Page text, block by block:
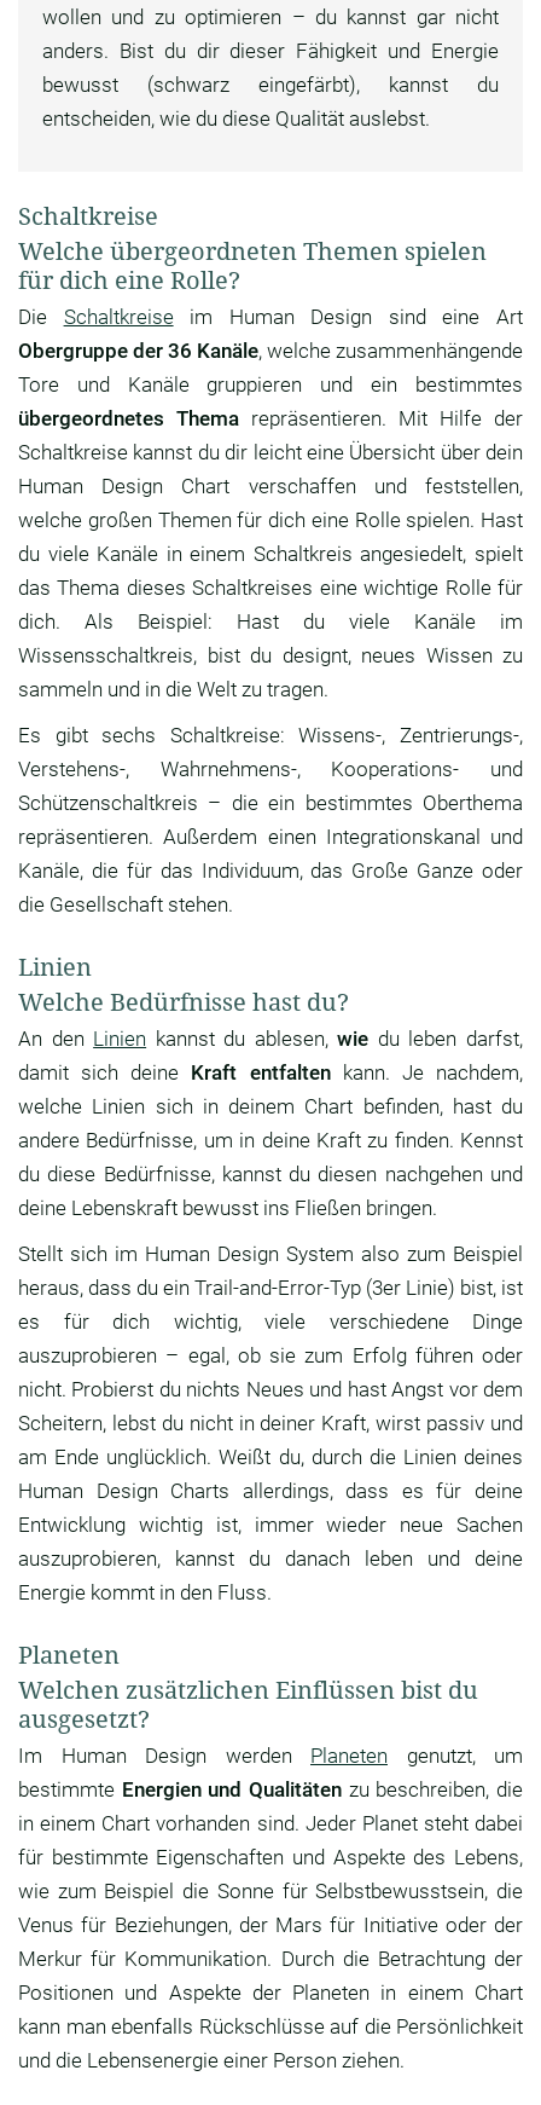
wollen und zu optimieren – du kannst gar nicht
anders. Bist du dir dieser Fähigkeit und Energie
bewusst (schwarz eingefärbt), kannst du
entscheiden, wie du diese Qualität auslebst.
Schaltkreise
Welche übergeordneten Themen spielen
für dich eine Rolle?
Die Schaltkreiseim Human Design sind eine Art
Obergruppe der 36 Kanäle, welche zusammenhängende
Tore und Kanäle gruppieren und ein bestimmtes
übergeordnetes Thema repräsentieren. Mit Hilfe der
Schaltkreise kannst du dir leicht eine Übersicht über dein
Human Design Chart verschaffen und feststellen,
welche großen Themen für dich eine Rolle spielen. Hast
du viele Kanäle in einem Schaltkreis angesiedelt, spielt
das Thema dieses Schaltkreises eine wichtige Rolle für
dich. Als Beispiel: Hast du viele Kanäle im
Wissensschaltkreis, bist du designt, neues Wissen zu
sammeln und in die Welt zu tragen.
Es gibt sechs Schaltkreise: Wissens-, Zentrierungs-,
Verstehens-, Wahrnehmens-, Kooperations- und
Schützenschaltkreis – die ein bestimmtes Oberthema
repräsentieren. Außerdem einen Integrationskanal und
Kanäle, die für das Individuum, das Große Ganze oder
die Gesellschaft stehen.
Linien
Welche Bedürfnisse hast du?
An den Linien kannst du ablesen,wie du leben darfst,
damit sich deine Kraft entfaltenkann. Je nachdem,
welche Linien sich in deinem Chart befinden, hast du
andere Bedürfnisse, um in deine Kraft zu finden. Kennst
du diese Bedürfnisse, kannst du diesen nachgehen und
deine Lebenskraft bewusst ins Fließen bringen.
Stellt sich im Human Design System also zum Beispiel
heraus, dass du ein Trail-and-Error-Typ (3er Linie) bist, ist
es für dich wichtig, viele verschiedene Dinge
auszuprobieren – egal, ob sie zum Erfolg führen oder
nicht. Probierst du nichts Neues und hast Angst vor dem
Scheitern, lebst du nicht in deiner Kraft, wirst passiv und
am Ende unglücklich. Weißt du, durch die Linien deines
Human Design Charts allerdings, dass es für deine
Entwicklung wichtig ist, immer wieder neue Sachen
auszuprobieren, kannst du danach leben und deine
Energie kommt in den Fluss.
Planeten
Welchen zusätzlichen Einflüssen bist du
ausgesetzt?
Im Human Design werden Planeten genutzt, um
bestimmte Energien und Qualitäten zu beschreiben, die
in einem Chart vorhanden sind. Jeder Planet steht dabei
für bestimmte Eigenschaften und Aspekte des Lebens,
wie zum Beispiel die Sonne für Selbstbewusstsein, die
Venus für Beziehungen, der Mars für Initiative oder der
Merkur für Kommunikation. Durch die Betrachtung der
Positionen und Aspekte der Planeten in einem Chart
kann man ebenfalls Rückschlüsse auf die Persönlichkeit
und die Lebensenergie einer Person ziehen.